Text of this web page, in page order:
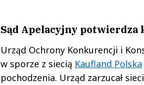
Sąd Apelacyjny potwierdza
Urząd Ochrony Konkurencji i
w sporze z siecią Kaufland Polska
pochodzenia. Urząd zarzucał